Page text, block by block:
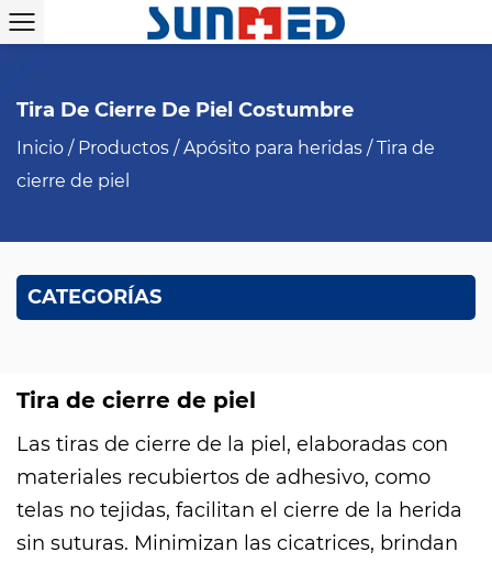
Tira De Cierre De Piel Costumbre
Inicio / Productos /Apósito para heridas /Tira de
cierre de piel
CATEGORÍAS
Tira de cierre de piel
Las tiras de cierre de la piel, elaboradas con
materiales recubiertos de adhesivo, como
telas no tejidas, facilitan el cierre de la herida
sin suturas. Minimizan las cicatrices, brindan